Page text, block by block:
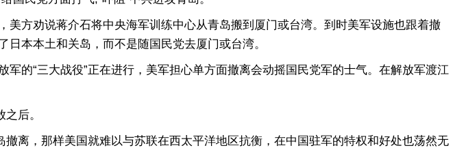
方劝说蒋介石将中央海军训练中心从青岛搬到厦门或台湾。到时美军设施也跟着撤
本本土和关岛，而不是随国民党去厦门或台湾。
“三大战役”正在进行，美军担心单方面撤离会动摇国民党军的士气。在解放军渡江
后。
，那样美国就难以与苏联在西太平洋地区抗衡，在中国驻军的特权和好处也荡然无